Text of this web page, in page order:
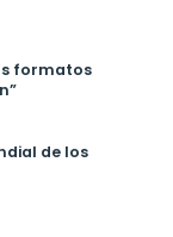
formatos
de los